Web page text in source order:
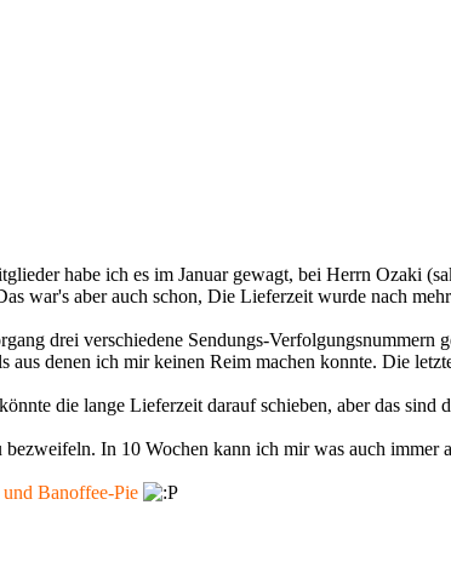
habe ich es im Januar gewagt, bei Herrn Ozaki
war's aber auch schon, Die Lieferzeit wurde nach
drei verschiedene Sendungs-
denen ich mir keinen Reim machen konnte. Die
die lange Lieferzeit darauf schieben, aber das
In 10 Wochen kann ich mir was auch immer
Banoffee-Pie